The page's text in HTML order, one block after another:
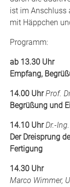
ist im Anschluss
mit Häppchen
Programm:
ab 13.30 Uhr
Empfang,
14.00 Uhr Prof.
Begrüßung und
14.10 Uhr Dr.-
Der Dreisprung
Fertigung
14.30 Uhr
Marco Wimmer,